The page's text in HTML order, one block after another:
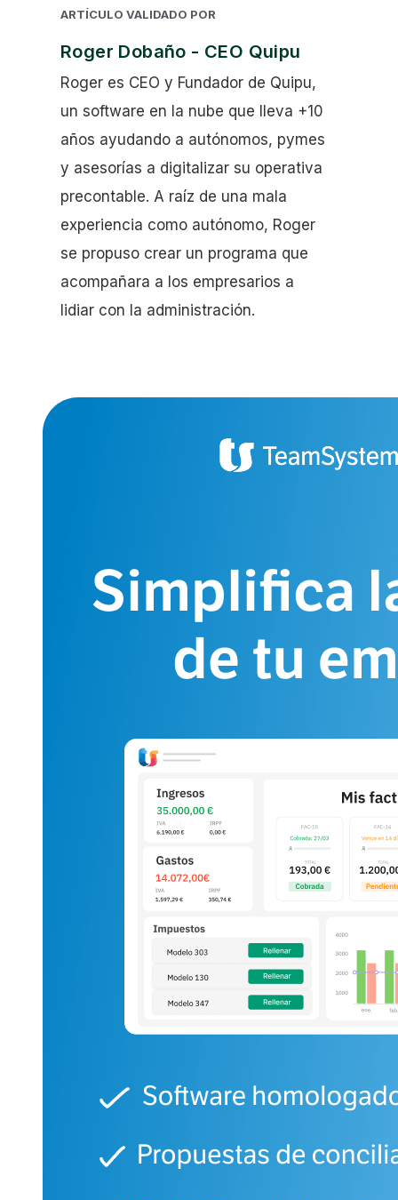
ARTÍCULO VALIDADO POR
Roger Dobaño - CEO Quipu
Roger es CEO y Fundador de Quipu,
un software en la nube que lleva +10
años ayudando a autónomos, pymes
y asesorías a digitalizar su operativa
precontable. A raíz de una mala
experiencia como autónomo, Roger
se propuso crear un programa que
acompañara a los empresarios a
lidiar con la administración.